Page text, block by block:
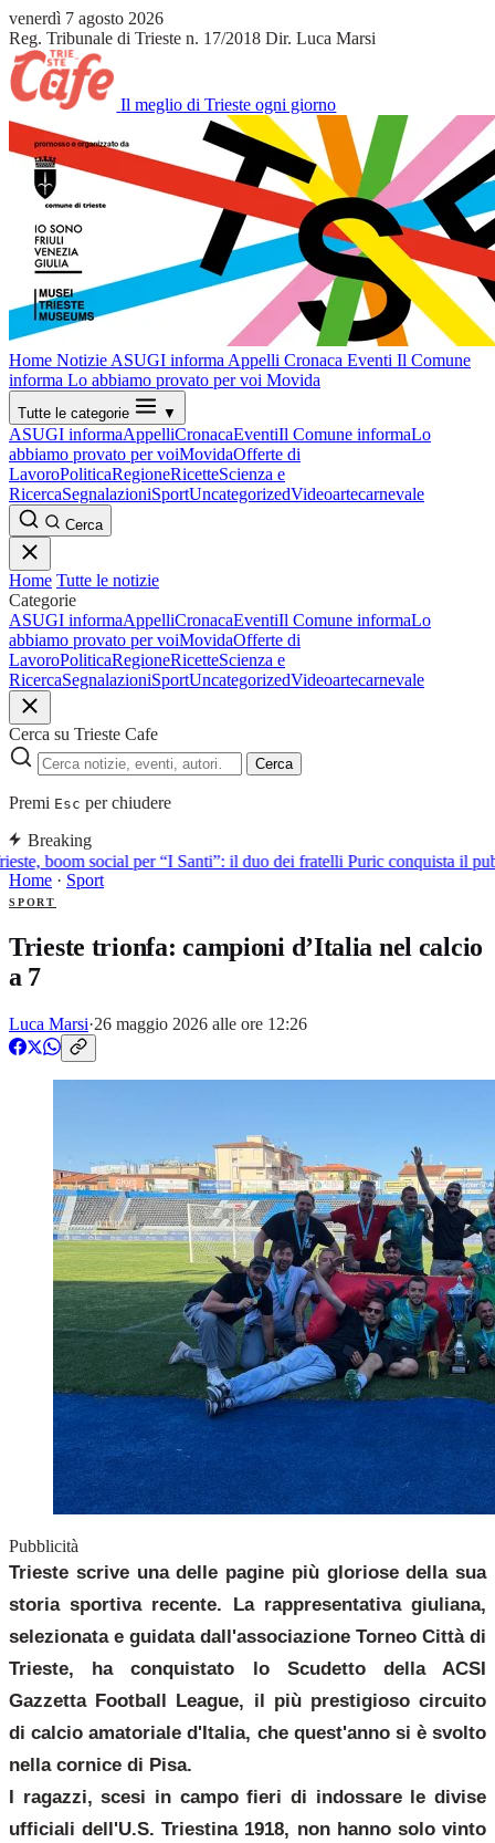
venerdì 7 agosto 2026
Reg. Tribunale di Trieste n. 17/2018 Dir. Luca Marsi
Il meglio di Trieste ogni giorno
Home Notizie ASUGI informa Appelli Cronaca Eventi Il Comune
informa Lo abbiamo provato per voi Movida
Tutte le categorie ▼
ASUGI informaAppelliCronacaEventiIl Comune informaLo
abbiamo provato per voiMovidaOfferte di
LavoroPoliticaRegioneRicetteScienza e
RicercaSegnalazioniSportUncategorizedVideoartecarnevale
Cerca
Home Tutte le notizie
Categorie
ASUGI informaAppelliCronacaEventiIl Comune informaLo
abbiamo provato per voiMovidaOfferte di
LavoroPoliticaRegioneRicetteScienza e
RicercaSegnalazioniSportUncategorizedVideoartecarnevale
Cerca su Trieste Cafe
Cerca
Premi Esc per chiudere
Breaking
boom social per “I Santi”: il duo dei fratelli Puric conquista il
Home · Sport
SPORT
Trieste trionfa: campioni d’Italia nel calcio
a 7
Luca Marsi·26 maggio 2026 alle ore 12:26
Pubblicità
Trieste scrive una delle pagine più gloriose della sua
storia sportiva recente. La rappresentativa giuliana,
selezionata e guidata dall'associazione Torneo Città di
Trieste, ha conquistato lo Scudetto della ACSI
Gazzetta Football League, il più prestigioso circuito
di calcio amatoriale d'Italia, che quest'anno si è svolto
nella cornice di Pisa.
I ragazzi, scesi in campo fieri di indossare le divise
ufficiali dell'U.S. Triestina 1918, non hanno solo vinto